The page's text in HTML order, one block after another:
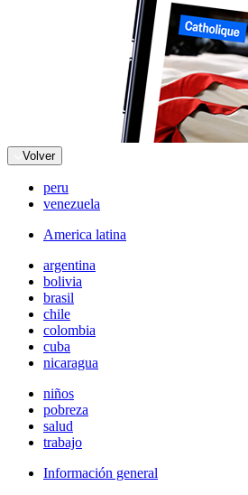
Volver
peru
venezuela
America latina
argentina
bolivia
brasil
chile
colombia
cuba
nicaragua
niños
pobreza
salud
trabajo
Información general